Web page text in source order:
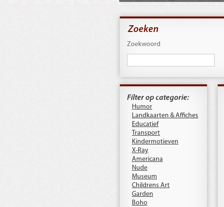
Zoeken
Zoekwoord
Filter op categorie:
Humor
Landkaarten & Affiches
Educatief
Transport
Kindermotieven
X-Ray
Americana
Nude
Museum
Childrens Art
Garden
Boho